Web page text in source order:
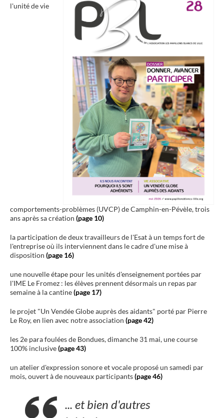
l'unité de vie
comportements-problèmes (UVCP) de Camphin-en-Pévèle, trois
ans après sa création (page 10)
la participation de deux travailleurs de l'Esat à un temps fort de
l'entreprise où ils interviennent dans le cadre d'une mise à
disposition (page 16)
une nouvelle étape pour les unités d'enseignement portées par
l'IME Le Fromez : les élèves prennent désormais un repas par
semaine à la cantine(page 17)
le projet "Un Vendée Globe auprès des aidants" porté par Pierre
Le Roy, en lien avec notre association (page 42)
les 2e para foulées de Bondues, dimanche 31 mai, une course
100% inclusive(page 43)
un atelier d'expression sonore et vocale proposé un samedi par
mois, ouvert à de nouveaux participants(page 46)
... et bien d'autres